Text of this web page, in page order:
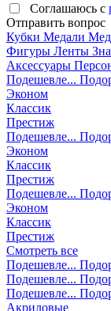
Соглашаюсь с
Отправить вопрос
Кубки Медали
Фигуры Ленты
Аксессуары
Подешевле...
Эконом
Классик
Престиж
Подешевле...
Эконом
Классик
Престиж
Подешевле...
Эконом
Классик
Престиж
Смотреть все
Подешевле...
Подешевле...
Подешевле...
Акриловые